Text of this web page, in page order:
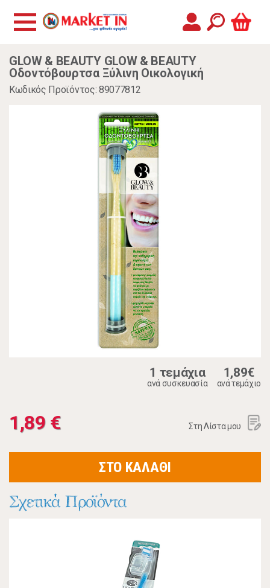
GLOW & BEAUTY GLOW & BEAUTY
Οδοντόβουρτσα Ξύλινη Οικολογική
Κωδικός Προϊόντος: 89077812
1 τεμάχια
ανά συσκευασία
1,89€
ανά τεμάχιο
1,89 € Στη Λίστα μου
ΣΤΟ ΚΑΛΑΘΙ
Σχετικά Προϊόντα